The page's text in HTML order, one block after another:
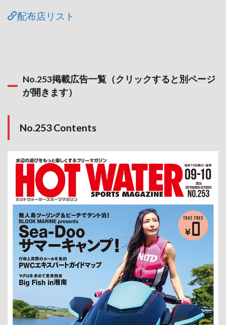
配布店リスト
No.253掲載広告一覧（クリックすると別ページ
が開きます）
No.253 Contents